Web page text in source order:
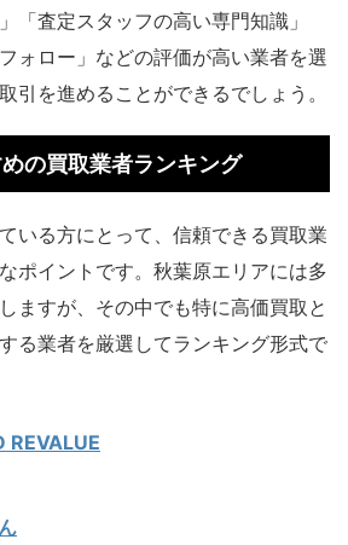
「査定スタッフの高い専門知識」
ォロー」などの評価が高い業者を選
引を進めることができるでしょう。
の買取業者ランキング
いる方にとって、信頼できる買取業
ポイントです。秋葉原エリアには多
ますが、その中でも特に高価買取と
る業者を厳選してランキング形式で
REVALUE